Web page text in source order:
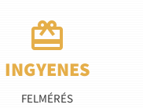

FELMÉRÉS